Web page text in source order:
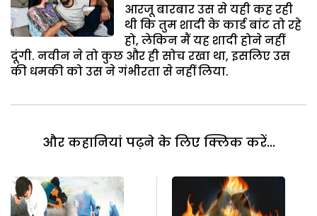
आरजू बारबार उस से यही कह रही
थी कि तुम शादी के कार्ड बांट तो रहे
हो, लेकिन मैं यह शादी होने नहीं
दूंगी. नवीन ने तो कुछ और ही सोच रखा था, इसलिए उस
की धमकी को उस ने गंभीरता से नहीं लिया.
और कहानियां पढ़ने के लिए क्लिक करें...